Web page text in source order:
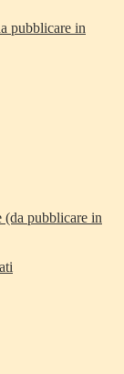
pubblicare in
(da pubblicare in